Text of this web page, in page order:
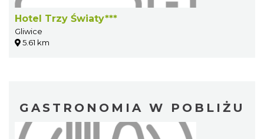
Hotel Trzy Światy***
Gliwice
5.61 km
GASTRONOMIA W POBLIŻU